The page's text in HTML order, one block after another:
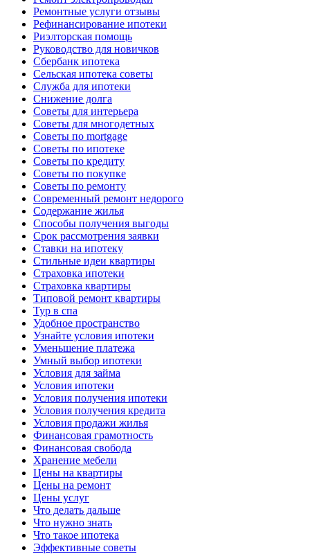
Ремонтные услуги отзывы
Рефинансирование ипотеки
Риэлторская помощь
Руководство для новичков
Сбербанк ипотека
Сельская ипотека советы
Служба для ипотеки
Снижение долга
Советы для интерьера
Советы для многодетных
Советы по mortgage
Советы по ипотеке
Советы по кредиту
Советы по покупке
Советы по ремонту
Современный ремонт недорого
Содержание жилья
Способы получения выгоды
Срок рассмотрения заявки
Ставки на ипотеку
Стильные идеи квартиры
Страховка ипотеки
Страховка квартиры
Типовой ремонт квартиры
Тур в спа
Удобное пространство
Узнайте условия ипотеки
Уменьшение платежа
Умный выбор ипотеки
Условия для займа
Условия ипотеки
Условия получения ипотеки
Условия получения кредита
Условия продажи жилья
Финансовая грамотность
Финансовая свобода
Хранение мебели
Цены на квартиры
Цены на ремонт
Цены услуг
Что делать дальше
Что нужно знать
Что такое ипотека
Эффективные советы